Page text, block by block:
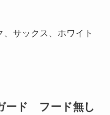
サックス、ホワイト
ード フード無し